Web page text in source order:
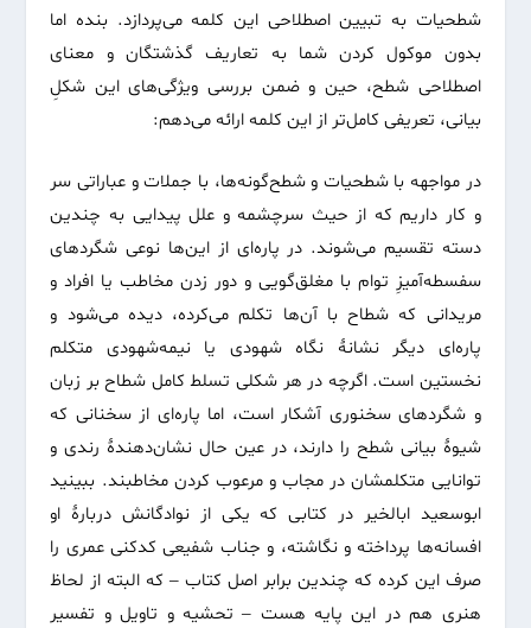
شطحیات به تبیین اصطلاحی این کلمه می‌پردازد. بنده اما
بدون موکول کردن شما به تعاریف گذشتگان و معنای
اصطلاحی شطح، حین و ضمن بررسی ویژگی‌های این شکلِ
بیانی، تعریفی کامل‌تر از این کلمه ارائه می‌دهم:
در مواجهه با شطحیات و شطح‌گونه‌ها، با جملات و عباراتی سر
و کار داریم که از حیث سرچشمه و علل پیدایی به چندین
دسته تقسیم می‌شوند. در پاره‌ای از این‌ها نوعی شگردهای
سفسطه‌آمیزِ توام با مغلق‌گویی و دور زدن مخاطب یا افراد و
مریدانی که شطاح با آن‌ها تکلم می‌کرده، دیده می‌شود و
پاره‌ای دیگر نشانۀ نگاه شهودی یا نیمه‌شهودی متکلم
نخستین است. اگرچه در هر شکلی تسلط کامل شطاح بر زبان
و شگردهای سخنوری آشکار است، اما پاره‌ای از سخنانی که
شیوۀ بیانی شطح را دارند، در عین حال نشان‌دهندۀ رندی و
توانایی متکلمشان در مجاب و مرعوب کردن مخاطبند. ببینید
ابوسعید ابالخیر در کتابی که یکی از نوادگانش دربارۀ او
افسانه‌ها پرداخته و نگاشته، و جناب شفیعی کدکنی عمری را
صرف این کرده که چندین برابر اصل کتاب – که البته از لحاظ
هنری هم در این پایه هست – تحشیه و تاویل و تفسیر